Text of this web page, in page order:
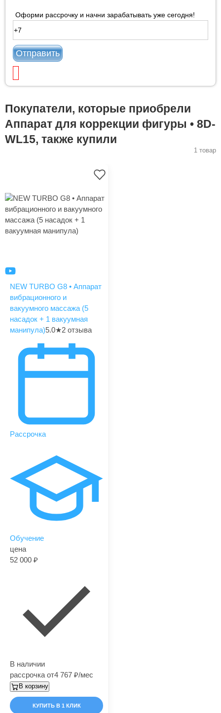
Оформи рассрочку и начни зарабатывать уже сегодня!
Отправить
Покупатели, которые приобрели
Аппарат для коррекции фигуры • 8D-
WL15, также купили
1 товар
NEW TURBO G8 • Аппарат
вибрационного и
вакуумного массажа (5
насадок + 1 вакуумная
манипула)5.0★2 отзыва
Рассрочка
Обучение
цена
52 000
В наличии
рассрочка от4 767 /мес
В корзину
КУПИТЬ В 1 КЛИК